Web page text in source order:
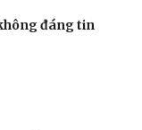
đáng tin